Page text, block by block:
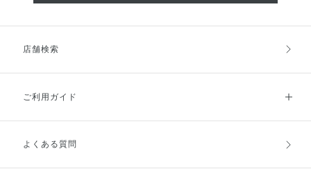
店舗検索
ご利用ガイド
ご利用ガイドトップ
よくある質問